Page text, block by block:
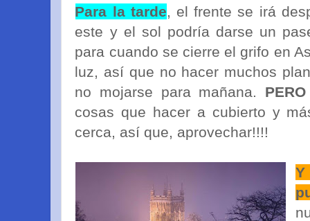
Para la tarde, el frente se irá
este y el sol podría darse un
para cuando se cierre el grifo en
luz, así que no hacer muchos
no mojarse para mañana.
cosas que hacer a cubierto y
cerca, así que, aprovechar!!!!